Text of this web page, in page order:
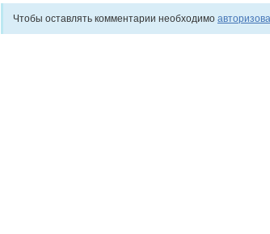
Чтобы оставлять комментарии необходимо